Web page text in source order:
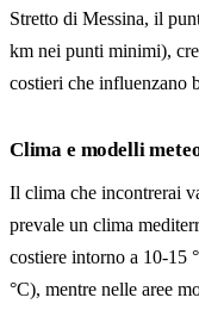
Stretto di Messina, il
km nei punti minimi),
costieri che influenzano
Clima e modelli
Il clima che incontrerai
prevale un clima
costiere intorno a 10-15
°C), mentre nelle aree